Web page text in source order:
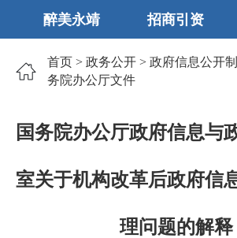
醉美永靖 招商引资
首页 > 政务公开 > 政府信息公开
务院办公厅文件
国务院办公厅政府信息与
室关于机构改革后政府信
理问题的解释